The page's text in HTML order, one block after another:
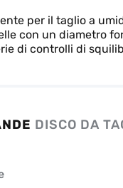
per il taglio a
con un diametro
di controlli di
DISCO DA